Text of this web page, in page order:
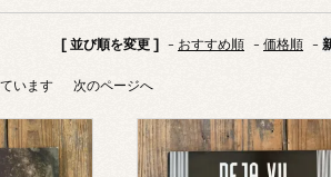
[ 並び順を変更 ] - おすすめ順 - 価格順 -
います 次のページへ